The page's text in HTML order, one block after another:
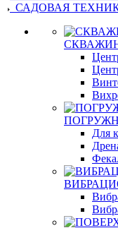
САДОВАЯ
Для